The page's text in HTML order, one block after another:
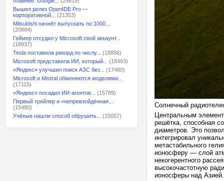
Вышел релиз OpenIDE Pro —
корпоративной...
(21353)
Mitsubishi начнёт выпускать по 1000...
(20884)
Геймер отсудил у Microsoft свой аккаунт...
(18937)
Tesla поставила рекорд по числу...
(18856)
Microsoft представила ИИ, который...
(18493)
«Яндекс» улучшил поиск АЗС без...
(17480)
Microsoft и Mistral обменяются моделями...
(17115)
«Яндекс» посадил ИИ-агентов...
(15789)
Первый трейлер и «непревзойдённая...
(15480)
Учёные нашли способ обрушить...
(15057)
Солнечный
Центральным
решётка, способная
диаметров. Это
интегрировал
метастабильного
ионосферу — слой
некогерентного
высокочастотную
ионосферы над Азией.